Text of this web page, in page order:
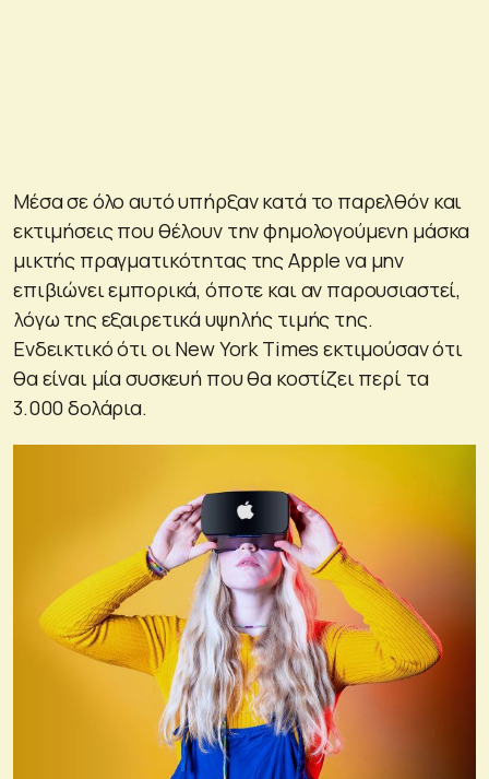
Μέσα σε όλο αυτό υπήρξαν κατά το παρελθόν και
εκτιμήσεις που θέλουν την φημολογούμενη μάσκα
μικτής πραγματικότητας της Apple να μην
επιβιώνει εμπορικά, όποτε και αν παρουσιαστεί,
λόγω της εξαιρετικά υψηλής τιμής της.
Ενδεικτικό ότι οι New York Times εκτιμούσαν ότι
θα είναι μία συσκευή που θα κοστίζει περί τα
3.000 δολάρια.